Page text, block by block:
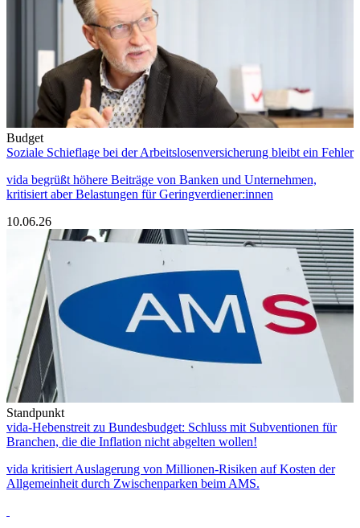
Budget
Soziale Schieflage bei der Arbeitslosenversicherung bleibt ein Fehler
vida begrüßt höhere Beiträge von Banken und Unternehmen,
kritisiert aber Belastungen für Geringverdiener:innen
10.06.26
Standpunkt
vida-Hebenstreit zu Bundesbudget: Schluss mit Subventionen für
Branchen, die die Inflation nicht abgelten wollen!
vida kritisiert Auslagerung von Millionen-Risiken auf Kosten der
Allgemeinheit durch Zwischenparken beim AMS.